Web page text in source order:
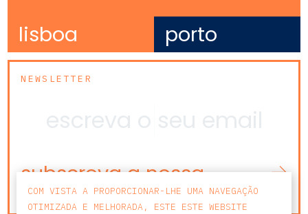
lisboa porto
NEWSLETTER
subscreva a nossa
newsletter
COM VISTA A PROPORCIONAR-LHE UMA NAVEGAÇÃO
OTIMIZADA E MELHORADA, ESTE ESTE WEBSITE